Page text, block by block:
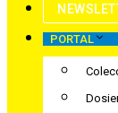
PORTAL